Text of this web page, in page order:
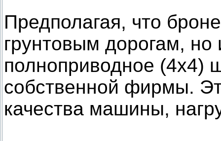
Предполагая, что
грунтовым дорогам,
полноприводное (4х4)
собственной фирмы.
качества машины,